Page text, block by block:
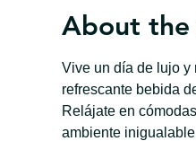
About the
Vive un día de lujo y
refrescante bebida
Relájate en
ambiente